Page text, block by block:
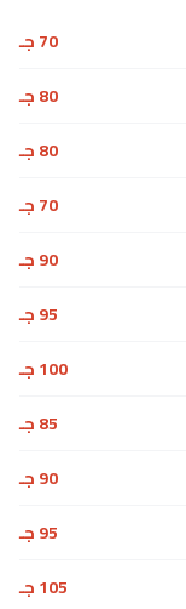
70 جـ
80 جـ
80 جـ
70 جـ
90 جـ
95 جـ
100 جـ
85 جـ
90 جـ
95 جـ
105 جـ